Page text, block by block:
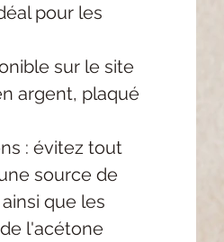
pour les
sur le site
argent, plaqué
: évitez tout
source de
que les
l'acétone